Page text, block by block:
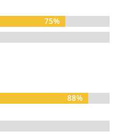
75%
75%
88%
88%